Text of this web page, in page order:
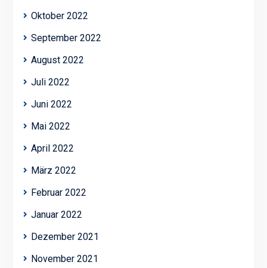
Oktober 2022
September 2022
August 2022
Juli 2022
Juni 2022
Mai 2022
April 2022
März 2022
Februar 2022
Januar 2022
Dezember 2021
November 2021